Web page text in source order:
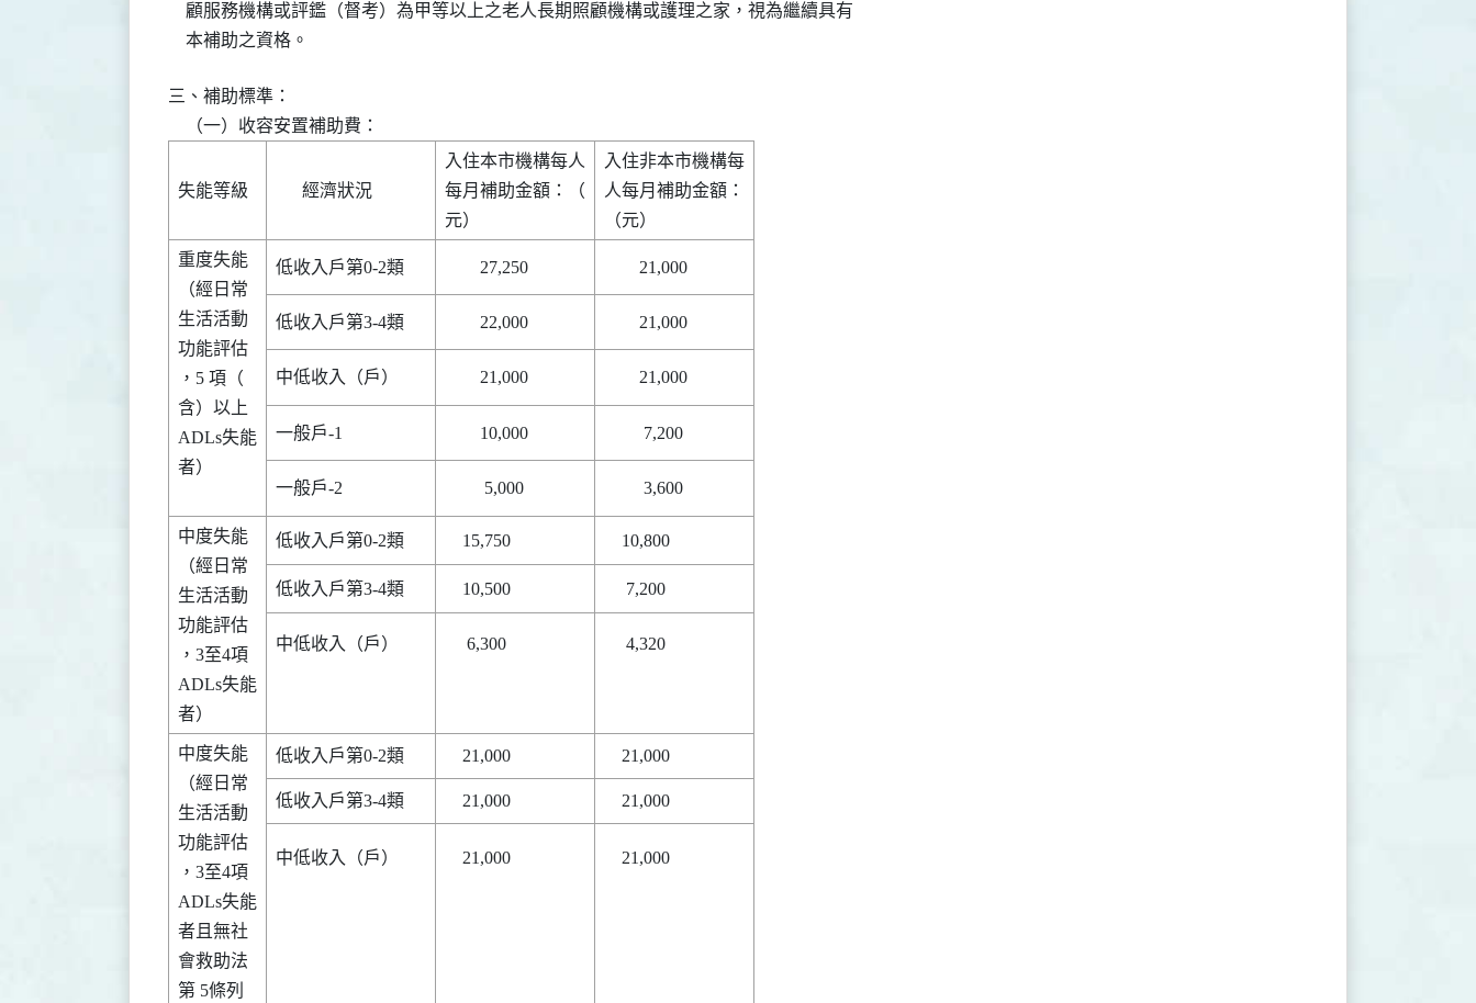
    顧服務機構或評鑑（督考）為甲等以上之老人長期照顧機構或護理之家，視為繼續具有
    本補助之資格。
三、補助標準：
    （一）收容安置補助費：
失能等級
入住本市機構每人
每月補助金額：（
入住非本市機構每
人每月補助金額：
重度失能
（經日常
生活活動
功能評估
，5 項（
含）以上
ADLs失能
者）
中度失能
（經日常
生活活動
功能評估
，3至4項
ADLs失能
中低收入（戶）
中度失能
（經日常
生活活動
功能評估
，3至4項
ADLs失能
者且無社
會救助法
第 5條列
中低收入（戶）